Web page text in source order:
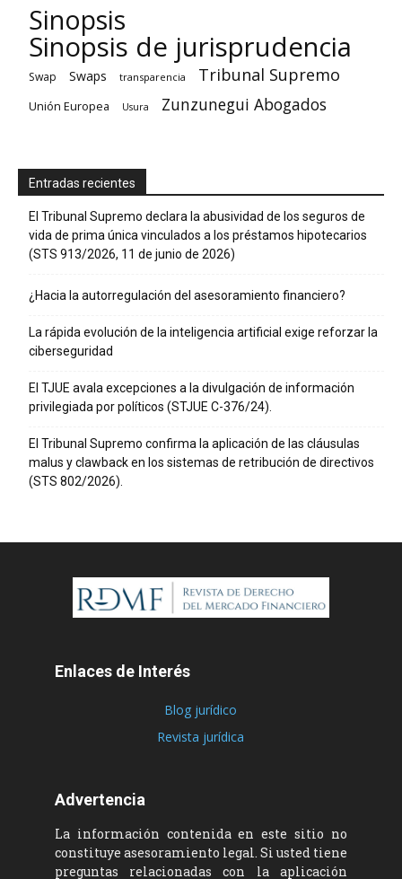
Sinopsis
Sinopsis de jurisprudencia
Swap Swaps transparencia Tribunal Supremo
Unión Europea Usura Zunzunegui Abogados
Entradas recientes
El Tribunal Supremo declara la abusividad de los seguros de
vida de prima única vinculados a los préstamos hipotecarios
(STS 913/2026, 11 de junio de 2026)
¿Hacia la autorregulación del asesoramiento financiero?
La rápida evolución de la inteligencia artificial exige reforzar la
ciberseguridad
El TJUE avala excepciones a la divulgación de información
privilegiada por políticos (STJUE C-376/24).
El Tribunal Supremo confirma la aplicación de las cláusulas
malus y clawback en los sistemas de retribución de directivos
(STS 802/2026).
Enlaces de Interés
Blog jurídico
Revista jurídica
Advertencia
La información contenida en este sitio no
constituye asesoramiento legal. Si usted tiene
preguntas relacionadas con la aplicación